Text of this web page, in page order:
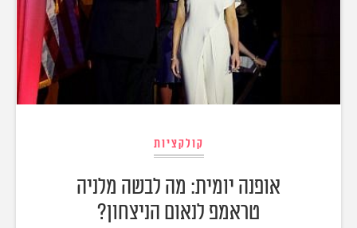
קולקציות
אופנה יומית: מה לבשה מלניה
טראמפ לנאום הניצחון?